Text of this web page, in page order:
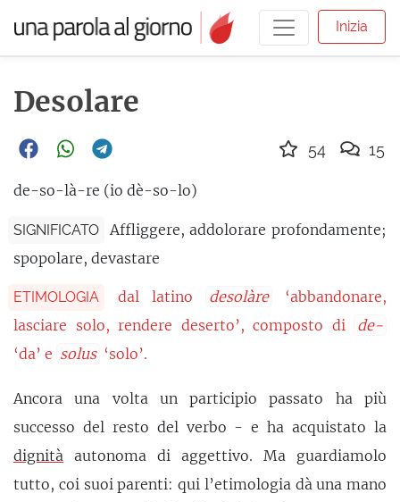
Inizia
Desolare
de-so-là-re (io dè-so-lo)
SIGNIFICATO
Affliggere, addolorare profondamente;
spopolare, devastare
ETIMOLOGIA dal latino desolàre
‘abbandonare,
lasciare solo, rendere deserto’, composto di
de-
‘da’ e solus ‘solo’.
Ancora una volta un participio passato ha più
successo del resto del verbo - e ha acquistato la
dignità autonoma di aggettivo. Ma guardiamolo
tutto, coi suoi parenti: qui l’etimologia dà una mano
54 15